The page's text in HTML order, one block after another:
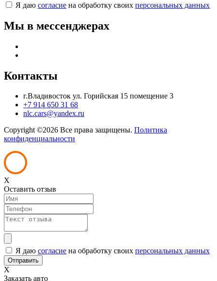
Я даю согласие на обработку своих персональных данных
Мы в мессенджерах
Контакты
г.Владивосток ул. Горийская 15 помещение 3
+7 914 650 31 68
nlc.cars@yandex.ru
Copyright ©2026 Все права защищены. Политика
конфиденциальности
X
Оставить отзыв
Я даю согласие на обработку своих персональных данных
X
Заказать авто